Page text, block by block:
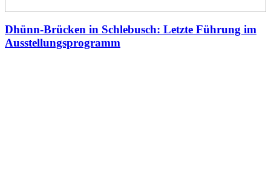
Dhünn-Brücken in Schlebusch: Letzte Führung im
Ausstellungsprogramm